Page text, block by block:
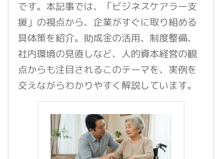
です。本記事では、「ビジネスケアラー支
援」の視点から、企業がすぐに取り組める
具体策を紹介。助成金の活用、制度整備、
社内環境の見直しなど、人的資本経営の観
点からも注目されるこのテーマを、実例を
交えながらわかりやすく解説しています。